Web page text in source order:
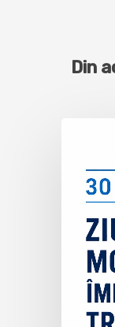
Din